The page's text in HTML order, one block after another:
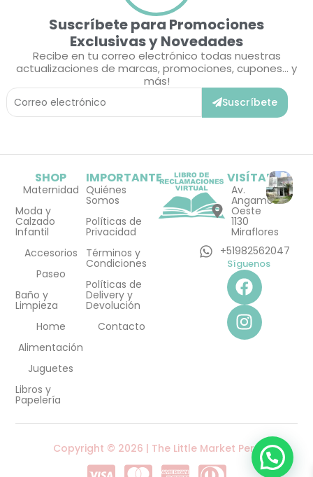
Suscríbete para Promociones
Exclusivas y Novedades
Recibe en tu correo electrónico todas nuestras
actualizaciones de marcas, promociones, cupones... y
más!
Correo
Electrónico
Suscríbete
SHOP
Maternidad
Moda y
Calzado
Infantil
Accesorios
Paseo
Baño y
Limpieza
Home
Alimentación
Juguetes
Libros y
Papelería
IMPORTANTE
Quiénes
Somos
Políticas de
Privacidad
Términos y
Condiciones
Políticas de
Delivery y
Devolución
Contacto
VISÍTANOS
Av.
Angamos
Oeste
1130
Miraflores
+51982562047
Síguenos
F
a
c
e
b
I
n
s
t
a
m
Copyright © 2026 | The Little Market Perú